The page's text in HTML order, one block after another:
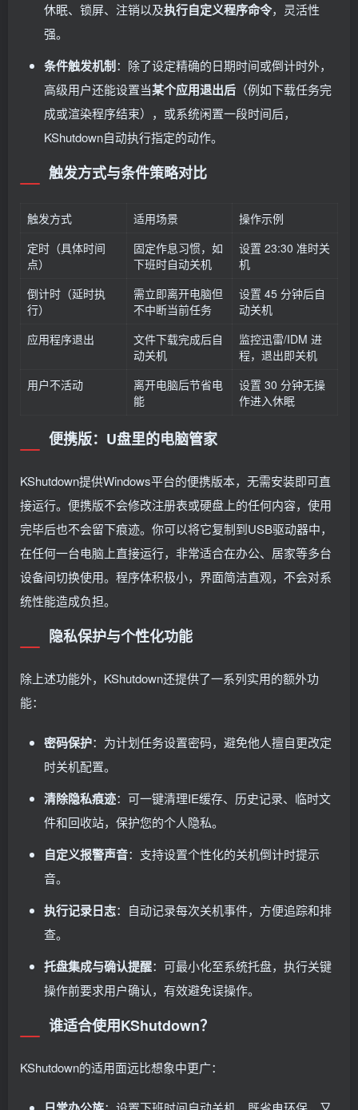
休眠、锁屏、注销以及执行自定义程序命令，灵活性
强。
条件触发机制：除了设定精确的日期时间或倒计时外，
高级用户还能设置当某个应用退出后 （例如下载任务完
成或渲染程序结束），或系统闲置一段时间后，
KShutdown自动执行指定的动作。
触发方式与条件策略对比
触发方式 适用场景
操作示例
定时（具体时间
点）
固定作息习惯，如
下班时自动关机
设置 23:30 准时关
机
倒计时（延时执
行）
需立即离开电脑但
不中断当前任务
设置 45 分钟后自
动关机
应用程序退出
文件下载完成后自
动关机
监控迅雷/IDM 进
程，退出即关机
用户不活动
离开电脑后节省电
能
设置 30 分钟无操
作进入休眠
便携版：U盘里的电脑管家
KShutdown提供Windows平台的便携版本，无需安装即可直
接运行。便携版不会修改注册表或硬盘上的任何内容，使用
完毕后也不会留下痕迹。你可以将它复制到USB驱动器中，
在任何一台电脑上直接运行，非常适合在办公、居家等多台
设备间切换使用。程序体积极小，界面简洁直观，不会对系
统性能造成负担。
隐私保护与个性化功能
除上述功能外，KShutdown还提供了一系列实用的额外功
能：
密码保护：为计划任务设置密码，避免他人擅自更改定
时关机配置。
清除隐私痕迹：可一键清理IE缓存、历史记录、临时文
件和回收站，保护您的个人隐私。
自定义报警声音：支持设置个性化的关机倒计时提示
音。
执行记录日志：自动记录每次关机事件，方便追踪和排
查。
托盘集成与确认提醒：可最小化至系统托盘，执行关键
操作前要求用户确认，有效避免误操作。
谁适合使用KShutdown？
KShutdown的适用面远比想象中更广：